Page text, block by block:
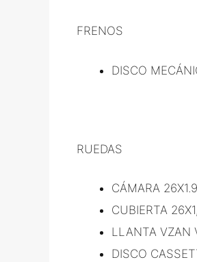
FRENOS
DISCO
RUEDAS
CÁMARA
CUBIERTA
LLANTA VZAN
DISCO